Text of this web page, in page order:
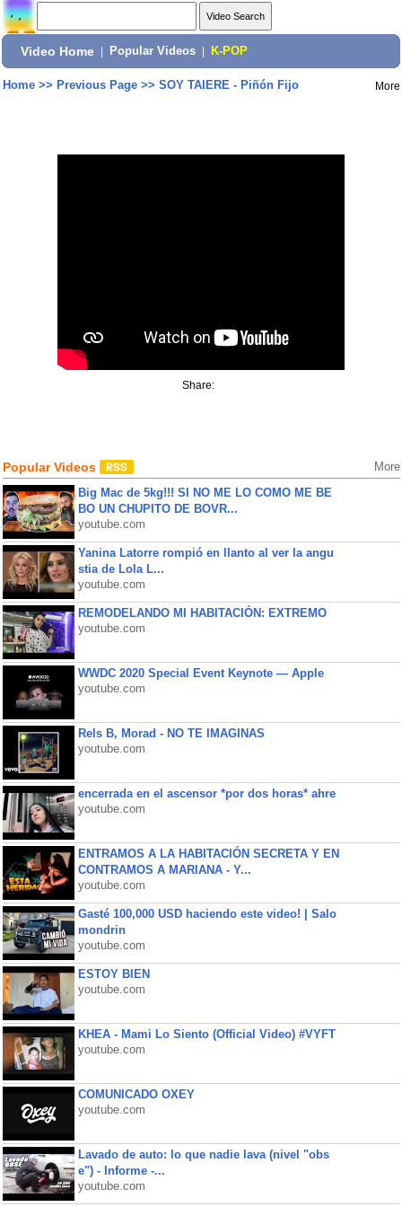
Video Home Popular Videos K-POP
Home>> Previous Page>> SOY TAIERE - Piñón Fijo More
Share:
Popular Videos More
Big Mac de 5kg!!! SI NO ME LO COMO ME BE
BO UN CHUPITO DE BOVR...
youtube.com
Yanina Latorre rompió en llanto al ver la angu
stia de Lola L...
youtube.com
REMODELANDO MI HABITACIÓN: EXTREMO
youtube.com
WWDC 2020 Special Event Keynote — Apple
youtube.com
Rels B, Morad - NO TE IMAGINAS
youtube.com
encerrada en el ascensor *por dos horas* ahre
youtube.com
ENTRAMOS A LA HABITACIÓN SECRETA Y EN
CONTRAMOS A MARIANA - Y...
youtube.com
Gasté 100,000 USD haciendo este video! | Salo
mondrin
youtube.com
ESTOY BIEN
youtube.com
KHEA - Mami Lo Siento (Official Video) #VYFT
youtube.com
COMUNICADO OXEY
youtube.com
Lavado de auto: lo que nadie lava (nivel "obs
e") - Informe -...
youtube.com